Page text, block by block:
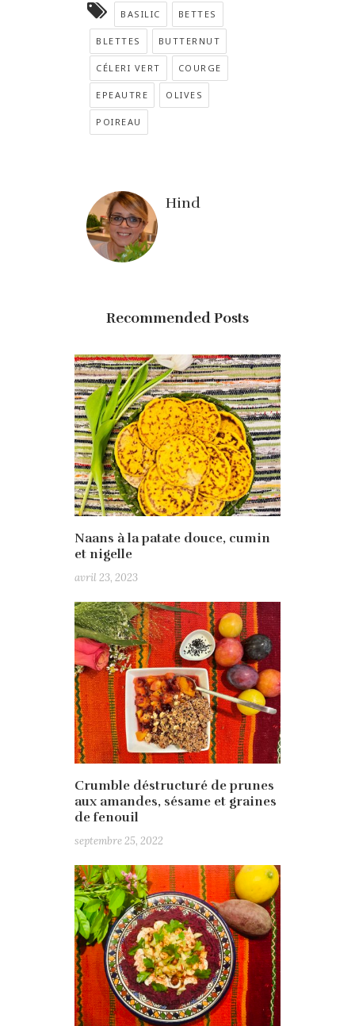
BASILIC BETTES
BLETTES BUTTERNUT
CÉLERI VERT COURGE
EPEAUTRE OLIVES
POIREAU
Hind
Recommended Posts
Naans à la patate douce, cumin
et nigelle
avril 23, 2023
Crumble déstructuré de prunes
aux amandes, sésame et graines
de fenouil
septembre 25, 2022